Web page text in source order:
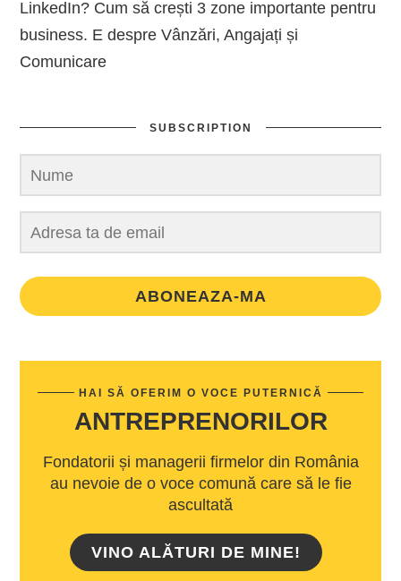
LinkedIn? Cum să crești 3 zone importante pentru
business. E despre Vânzări, Angajați și
Comunicare
SUBSCRIPTION
ABONEAZA-MA
HAI SĂ OFERIM O VOCE PUTERNICĂ
ANTREPRENORILOR
Fondatorii și managerii firmelor din România
au nevoie de o voce comună care să le fie
ascultată
VINO ALĂTURI DE MINE!